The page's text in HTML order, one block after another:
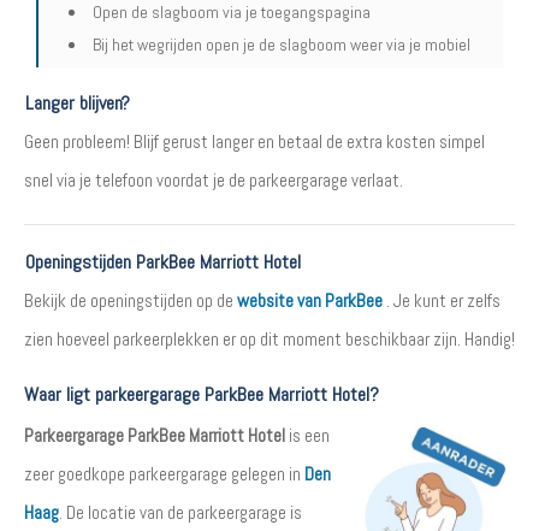
Open de slagboom via je toegangspagina
Bij het wegrijden open je de slagboom weer via je mobiel
Langer blijven?
Geen probleem! Blijf gerust langer en betaal de extra kosten simpel
snel via je telefoon voordat je de parkeergarage verlaat.
Openingstijden ParkBee Marriott Hotel
Bekijk de openingstijden op de website van ParkBee . Je kunt er zelfs
zien hoeveel parkeerplekken er op dit moment beschikbaar zijn. Handig!
Waar ligt parkeergarage ParkBee Marriott Hotel?
Parkeergarage ParkBee Marriott Hotel is een
zeer goedkope parkeergarage gelegen in Den
Haag. De locatie van de parkeergarage is